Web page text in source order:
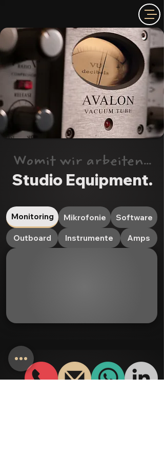
Womit wir arbeiten...
Studio Equipment.
Monitoring Mikrofonie Software
Outboard Instrumente Amps